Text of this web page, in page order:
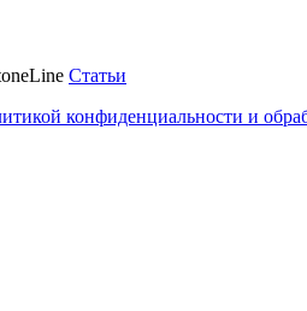
Статьи
конфиденциальности и